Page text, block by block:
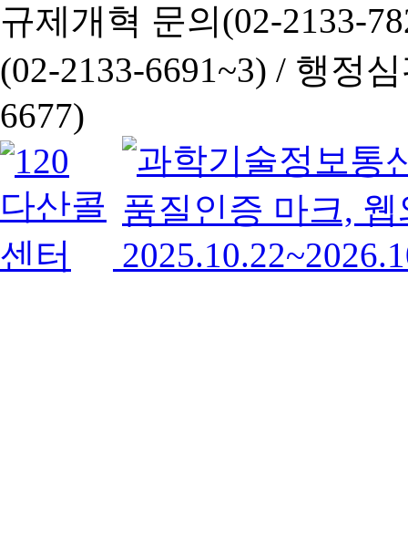
규제개혁 문의(02-2133-
(02-2133-6691~3) / 행정심
6677)